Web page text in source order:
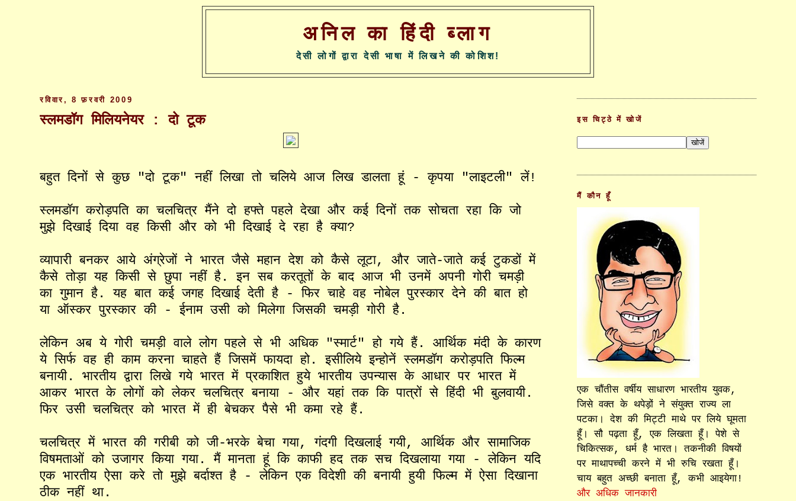
अनिल का हिंदी ब्लाग
देसी लोगों द्वारा देसी भाषा में लिखने की कोशिश!
रविवार, 8 फ़रवरी 2009
स्लमडॉग मिलियनेयर : दो टूक
बहुत दिनों से कुछ"दो टूक"नहीं लिखा तो चलिये आज लिख डालता हूं -कृपया"लाइटली"लें!
स्लमडॉग करोड़पति का चलचित्र मैंने दो हफ्ते पहले देखा और कई दिनों तक सोचता रहा कि जो
मुझे दिखाई दिया वह किसी और को भी दिखाई दे रहा है क्या?
व्यापारी बनकर आये अंग्रेजों ने भारत जैसे महान देश को कैसे लूटा,और जाते-जाते कई टुकडों में
कैसे तोड़ा यह किसी से छुपा नहीं है .इन सब करतूतों के बाद आज भी उनमें अपनी गोरी चमड़ी
का गुमान है .यह बात कई जगह दिखाई देती है -फिर चाहे वह नोबेल पुरस्कार देने की बात हो
या ऑस्कर पुरस्कार की-ईनाम उसी को मिलेगा जिसकी चमड़ी गोरी है .
लेकिन अब ये गोरी चमड़ी वाले लोग पहले से भी अधिक"स्मार्ट"हो गये हैं .आर्थिक मंदी के कारण
ये सिर्फ वह ही कामकरना चाहते हैं जिसमें फायदा हो.इसीलिये इन्होनें स्लमडॉग करोड़पति फिल्म
बनायी.भारतीय द्वारा लिखे गये भारत मेंप्रकाशित हुये भारतीय उपन्यास के आधार पर भारत में
आकर भारत के लोगों को लेकर चलचित्र बनाया-और यहां तककि पात्रों से हिंदी भी बुलवायी.
फिर उसी चलचित्र को भारत में ही बेचकर पैसे भी कमा रहे हैं .
चलचित्र में भारत की गरीबी को जी-भरके बेचा गया,गंदगी दिखलाई गयी,आर्थिक और सामाजिक
विषमताओं को उजागरकिया गया.मैं मानता हूं कि काफी हद तक सच दिखलाया गया-लेकिन यदि
एक भारतीय ऐसा करे तो मुझे बर्दाश्त है -लेकिन एक विदेशी की बनायी हुयी फिल्म में ऐसा दिखाना
ठीक नहीं था.
इस चिट्ठे में खोजें
मैं कौन हूँ
एक चौंतीस वर्षीय साधारण भारतीय युवक,
जिसे वक्त के थपेड़ों ने संयुक्त राज्य ला
पटका। देश की मिट्टी माथे पर लिये घूमता
हूँ। सौ पढ़ता हूँ, एक लिखता हूँ। पेशे से
चिकित्सक, धर्म है भारत। तकनीकी विषयों
पर माथापच्ची करने में भी रुचि रखता हूँ।
चाय बहुत अच्छी बनाता हूँ, कभी आइयेगा!
और अधिक जानकारी